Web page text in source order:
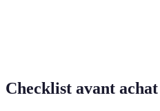
Checklist avant achat